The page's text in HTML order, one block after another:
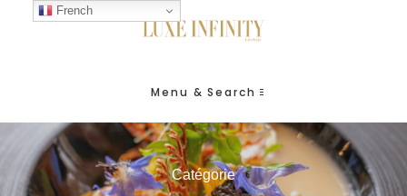
Menu & Search
Catégorie
French